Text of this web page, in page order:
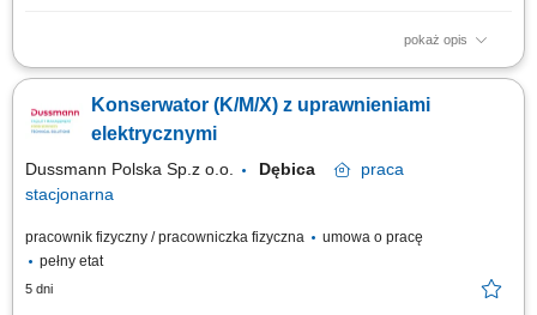
pokaż opis
Odświeżanie i renowacja domków kempingowych na podstawie listy
listew narożnych, zestawów prysznicowych oraz wymiana oświetlenia i
osprzętu elektrycznego; Układanie wykładzin podłogowych oraz linoleum;
Konserwator (K/M/X) z uprawnieniami
elektrycznymi
Dussmann Polska Sp.z o.o. Dębica
praca
stacjonarna
pracownik fizyczny / pracowniczka fizyczna
umowa o pracę
pełny etat
5 dni